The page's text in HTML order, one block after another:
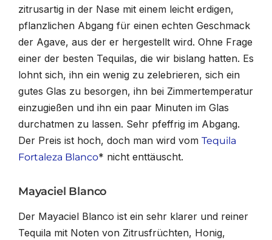
zitrusartig in der Nase mit einem leicht erdigen,
pflanzlichen Abgang für einen echten Geschmack
der Agave, aus der er hergestellt wird. Ohne Frage
einer der besten Tequilas, die wir bislang hatten. Es
lohnt sich, ihn ein wenig zu zelebrieren, sich ein
gutes Glas zu besorgen, ihn bei Zimmertemperatur
einzugießen und ihn ein paar Minuten im Glas
durchatmen zu lassen. Sehr pfeffrig im Abgang.
Der Preis ist hoch, doch man wird vom Tequila
Fortaleza Blanco* nicht enttäuscht.
Mayaciel Blanco
Der Mayaciel Blanco ist ein sehr klarer und reiner
Tequila mit Noten von Zitrusfrüchten, Honig,